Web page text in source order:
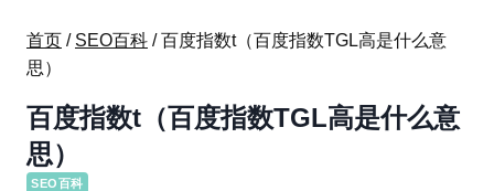
首页 / SEO百科 / 百度指数t（百度指数TGL高是什么意
思）
百度指数t（百度指数TGL高是什么意
思）
SEO百科